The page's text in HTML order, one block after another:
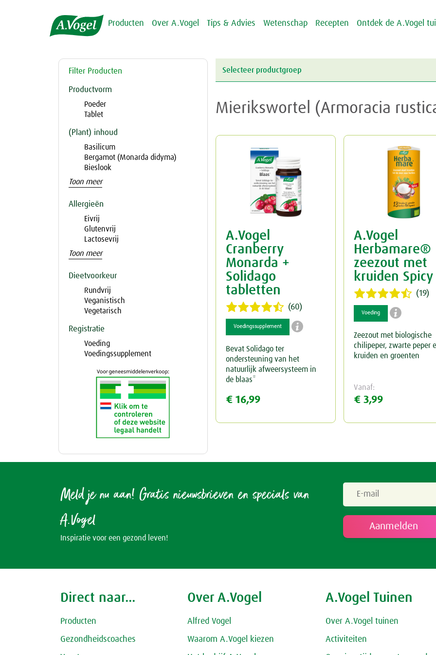
Producten Over A.Vogel Tips & Advies Wetenschap Recepten Ontdek de A.Vogel
Filter Producten
Productvorm
Poeder
Tablet
(Plant) inhoud
Basilicum
Bergamot (Monarda didyma)
Bieslook
Toon meer
Allergieën
Eivrij
Glutenvrij
Lactosevrij
Toon meer
Dieetvoorkeur
Rundvrij
Veganistisch
Vegetarisch
Registratie
Voeding
Voedingssupplement
Selecteer productgroep
Verkoudheid
Aambeien
Geheugen
Rusteloze benen
Spataderen
Hart & Bloedvaten
Hooikoorts
Crème
Overig
Junior
Keel
Menstruatie
Nieren & Blaas
Blaas
Nieren
Neus
Ogen & Oren
Ogen
Oren
Overgang
Perimenopauze
Prostaat
Rust & Slaap
Reuma & Gewrichtspijn
Voeding
Mierikswortel (Armoracia
A.Vogel
Cranberry
Monarda +
Solidago
tabletten
(60)
Voedingssupplement 
Bevat Solidago ter
ondersteuning van het
natuurlijk afweersysteem in
de blaas*
€ 16,99
A.Vogel
Herbamare®
zeezout met
kruiden Spicy
(19)
Voeding 
Zeezout met biologische
chilipeper, zwarte peper
kruiden en groenten
Vanaf:
€ 3,99
Meld je nu aan! Gratis nieuwsbrieven en specials van
A.Vogel
Inspiratie voor een gezond leven!
Direct naar...
Producten
Gezondheidscoaches
Over A.Vogel
Alfred Vogel
Waarom A.Vogel kiezen
A.Vogel Tuinen
Over A.Vogel tuinen
Activiteiten